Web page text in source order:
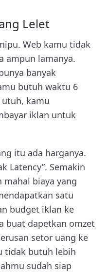
Lelet
Web kamu tidak
ampun lamanya.
banyak
butuh waktu 6
kamu
iklan untuk
itu ada harganya.
Latency”. Semakin
biaya yang
satu
budget iklan ke
buat dapetkan omzet
setor uang ke
tidak butuh lebih
sudah siap